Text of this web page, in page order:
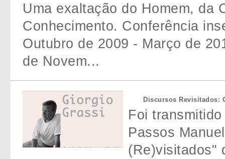
Uma exaltação do Homem, da
Conhecimento. Conferência
Outubro de 2009 - Março de
de Novem...
Discursos Revisitados:
Foi
Passos
(Re)visitados"